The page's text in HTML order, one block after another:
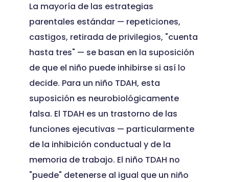
La mayoría de las estrategias
parentales estándar — repeticiones,
castigos, retirada de privilegios, "cuenta
hasta tres" — se basan en la suposición
de que el niño puede inhibirse si así lo
decide. Para un niño TDAH, esta
suposición es neurobiológicamente
falsa. El TDAH es un trastorno de las
funciones ejecutivas — particularmente
de la inhibición conductual y de la
memoria de trabajo. El niño TDAH no
"puede" detenerse al igual que un niño